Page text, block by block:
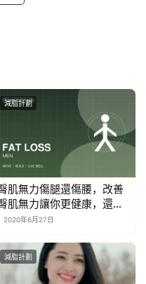
減脂計劃
肌無力傷腿還傷腰，改善
肌無力讓你更健康，還提
高深蹲表現
2020年6月27日
減脂計劃